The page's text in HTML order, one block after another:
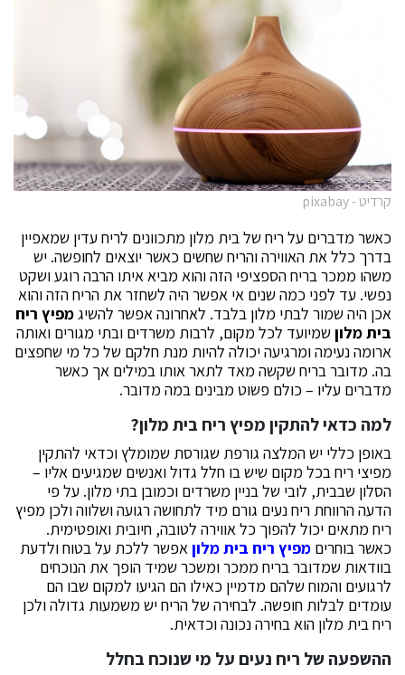
קרדיט - pixabay
כאשר מדברים על ריח של בית מלון מתכוונים לריח עדין שמאפיין
בדרך כלל את האווירה והריח שחשים כאשר יוצאים לחופשה. יש
משהו ממכר בריח הספציפי הזה והוא מביא איתו הרבה רוגע ושקט
נפשי. עד לפני כמה שנים אי אפשר היה לשחזר את הריח הזה והוא
אכן היה שמור לבתי מלון בלבד. לאחרונה אפשר להשיגמפיץ ריח
בית מלוןשמיועד לכל מקום, לרבות משרדים ובתי מגורים ואותה
ארומה נעימה ומרגיעה יכולה להיות מנת חלקם של כל מי שחפצים
בה. מדובר בריח שקשה מאד לתאר אותו במילים אך כאשר
מדברים עליו – כולם פשוט מבינים במה מדובר.
למה כדאי להתקין מפיץ ריח בית מלון?
באופן כללי יש המלצה גורפת שגורסת שמומלץ וכדאי להתקין
מפיצי ריח בכל מקום שיש בו חלל גדול ואנשים שמגיעים אליו –
הסלון שבבית, לובי של בניין משרדים וכמובן בתי מלון. על פי
הדעה הרווחת ריח נעים גורם מיד לתחושה רגועה ושלווה ולכן מפיץ
ריח מתאים יכול להפוך כל אווירה לטובה, חיובית ואופטימית.
כאשר בוחרים מפיץ ריח בית מלוןאפשר ללכת על בטוח ולדעת
בוודאות שמדובר בריח ממכר ומשכר שמיד הופך את הנוכחים
לרגועים והמוח שלהם מדמיין כאילו הם הגיעו למקום שבו הם
עומדים לבלות חופשה. לבחירה של הריח יש משמעות גדולה ולכן
ריח בית מלון הוא בחירה נכונה וכדאית.
ההשפעה של ריח נעים על מי שנוכח בחלל